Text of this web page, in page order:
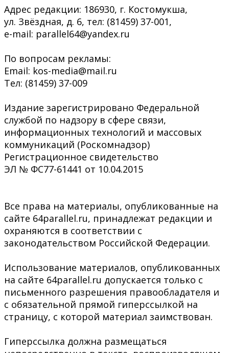
Адрес редакции: 186930, г. Костомукша,
ул. Звёздная, д. 6, тел: (81459) 37-001,
e-mail: parallel64@yandex.ru
По вопросам рекламы:
Email: kos-media@mail.ru
Тел: (81459) 37-009
Издание зарегистрировано Федеральной
службой по надзору в сфере связи,
информационных технологий и массовых
коммуникаций (Роскомнадзор)
Регистрационное свидетельство
ЭЛ № ФС77-61441 от 10.04.2015
Все права на материалы, опубликованные на
сайте 64parallel.ru, принадлежат редакции и
охраняются в соответствии с
законодательством Российской Федерации.
Использование материалов, опубликованных
на сайте 64parallel.ru допускается только с
письменного разрешения правообладателя и
с обязательной прямой гиперссылкой на
страницу, с которой материал заимствован.
Гиперссылка должна размещаться